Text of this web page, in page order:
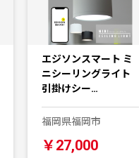
エジソンスマート ミ
ニシーリングライト
引掛けシー…
福岡県福岡市
￥27,000